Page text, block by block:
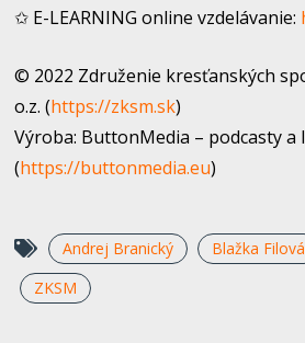
✩ E-LEARNING online vzdelávanie:
© 2022 Združenie kresťanských
o.z. (https://zksm.sk​)
Výroba: ButtonMedia – podcasty a
(https://buttonmedia.eu​)
Andrej Branický Blažka Filová
ZKSM